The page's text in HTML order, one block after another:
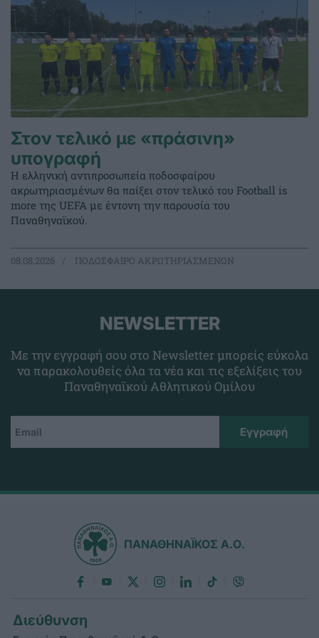
Στον τελικό με «πράσινη»
υπογραφή
Η ελληνική αντιπροσωπεία ποδοσφαίρου
ακρωτηριασμένων θα παίξει στον τελικό του Football is
more της UEFA με έντονη την παρουσία του
Παναθηναϊκού.
08.08.2026 ΠΟΔΟΣΦΑΙΡΟ ΑΚΡΩΤΗΡΙΑΣΜΕΝΩΝ
NEWSLETTER
Με την εγγραφή σου στο Newsletter μπορείς εύκολα
να παρακολουθείς όλα τα νέα και τις εξελίξεις του
Παναθηναϊκού Αθλητικού Ομίλου
ΠΑΝΑΘΗΝΑΪΚΟΣ Α.Ο.
Διεύθυνση